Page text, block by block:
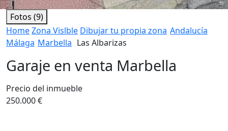
Fotos (9)
HomeZona Vislble Dibujar tu propia zona Andalucía
Málaga Marbella Las Albarizas
Garaje en venta Marbella
Precio del inmueble
250.000 €